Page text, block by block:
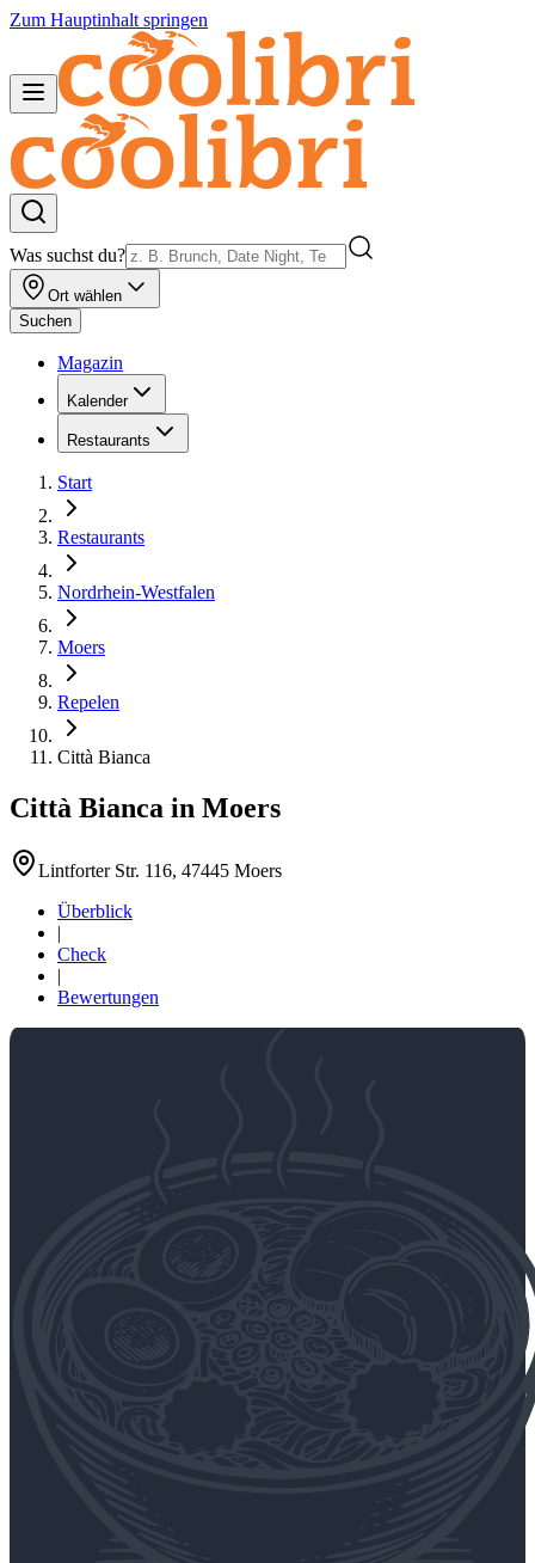
Zum Hauptinhalt springen
Was suchst du?
Ort wählen
Suchen
Magazin
Kalender
Restaurants
Start
Restaurants
Nordrhein-Westfalen
Moers
Repelen
Città Bianca
Città Bianca in Moers
Lintforter Str. 116, 47445 Moers
Überblick
|
Check
|
Bewertungen